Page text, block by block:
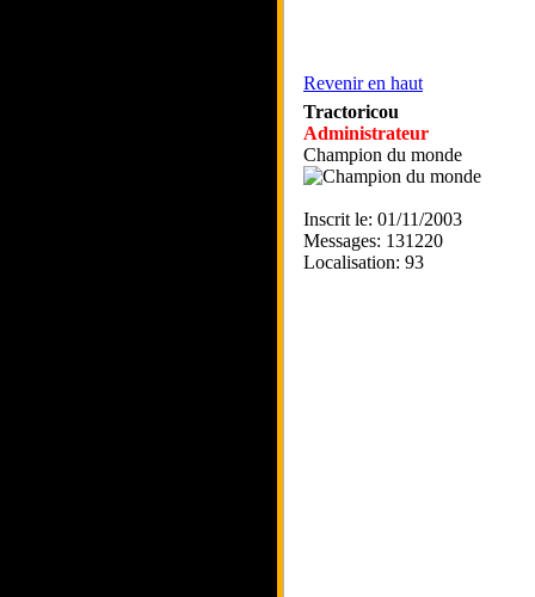
Revenir en haut
Tractoricou
Administrateur
Champion du monde
Inscrit le: 01/11/2003
Messages: 131220
Localisation: 93